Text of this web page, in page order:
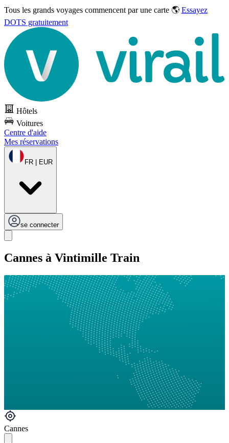
Tous les grands voyages commencent par une carte 🌎 Essayez
DOTS gratuitement
Hôtels
Voitures
Centre d'aide
Mes réservations
FR | EUR
se connecter
Cannes à Vintimille Train
Cannes